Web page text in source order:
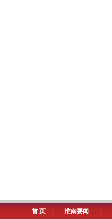
首 页 淮南要闻